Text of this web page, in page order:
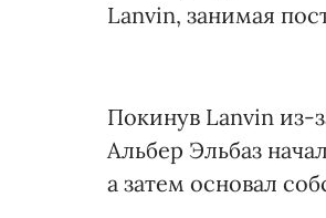
Lanvin, занимая
Покинув Lanvin из-
Альбер Эльбаз
а затем основал